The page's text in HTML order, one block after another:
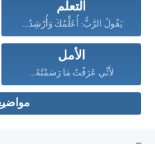
التعلم
يَقُولُ الرَّبُّ: أُعَلِّمُكَ وَأُرْشِدُكَ...
الأمل
لأَنِّي عَرَفْتُ مَا رَسَمْتُهُ...